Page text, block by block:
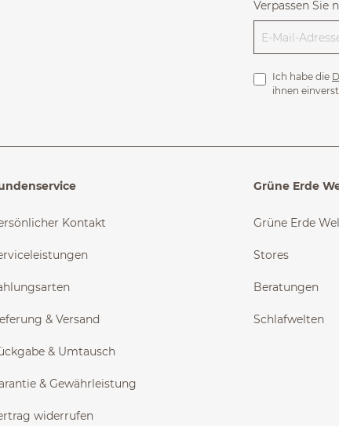
Verpassen Sie
Ich habe die
ihnen
Kontakt
& Versand
& Umtausch
& Gewährleistung
widerrufen
Grüne Erde
Grüne Erde
Stores
Beratungen
Schlafwelten